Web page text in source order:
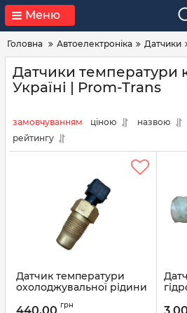
Меню
Головна Автоелектроніка Датчики
Датчики температури
Україні | Prom-Trans
замовчуванням ціною
назвою
рейтингу
Датчик температури
охолоджувальної рідини
КЗАЭ)
грн
ДГС-